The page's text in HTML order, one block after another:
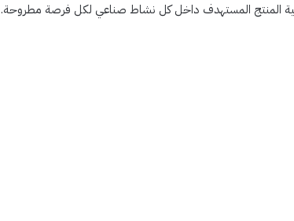
المنتج المستهدف داخل كل نشاط صناعي لكل فرصة مطروحة.